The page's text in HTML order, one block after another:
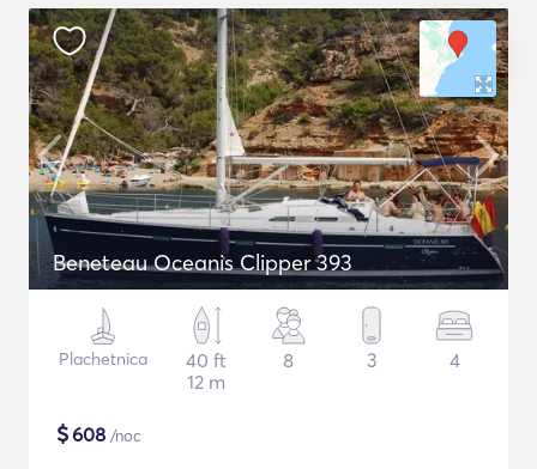
Beneteau Oceanis Clipper 393
Plachetnica
40 ft
12 m
8 3 4
$608 /noc